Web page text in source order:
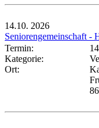
14.10. 2026
Seniorengemeinschaft -
Termin:
Kategorie:
Ort: